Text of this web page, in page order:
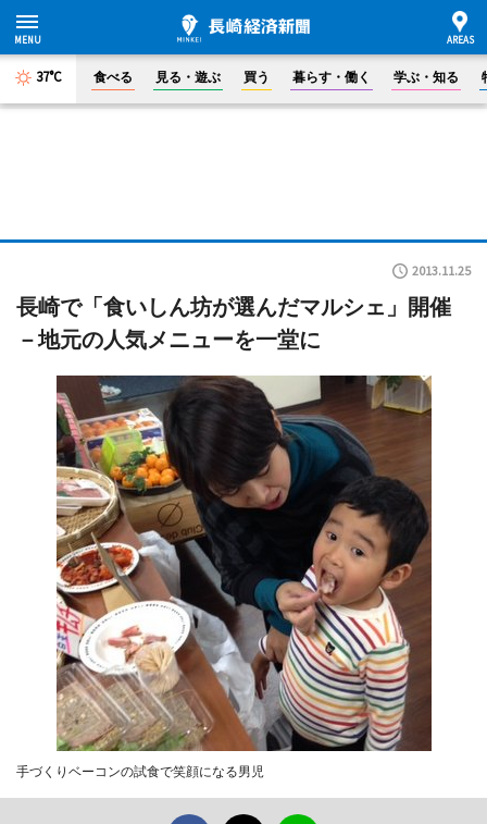
37°C 食べる 見る・遊ぶ 買う 暮らす・働く 学ぶ・知る
2013.11.25
長崎で「食いしん坊が選んだマルシェ」開催
－地元の人気メニューを一堂に
手づくりベーコンの試食で笑顔になる男児